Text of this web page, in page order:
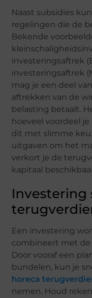
Naast subsidies
regelingen die de
Bekende
investeringsaftrek
investeringsaftrek
mag je een deel
aftrekken van de
belasting betaalt.
hoeveel voordeel
dit met slimme
uitgaven om het
verkort je de
kapitaal
Investering
Een investering
combineert met de
Door vooraf een
bundelen, kun je
horeca
nemen. Houd